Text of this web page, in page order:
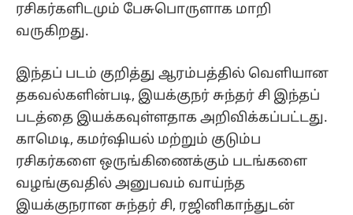
ரசிகர்களிடமும் பேசுபொருளாக மாறி
வருகிறது.
இந்தப் படம் குறித்து ஆரம்பத்தில் வெளியான
தகவல்களின்படி, இயக்குநர் சுந்தர் சி இந்தப்
படத்தை இயக்கவுள்ளதாக அறிவிக்கப்பட்டது.
காமெடி, கமர்ஷியல் மற்றும் குடும்ப
ரசிகர்களை ஒருங்கிணைக்கும் படங்களை
வழங்குவதில் அனுபவம் வாய்ந்த
இயக்குநரான சுந்தர் சி, ரஜினிகாந்துடன்